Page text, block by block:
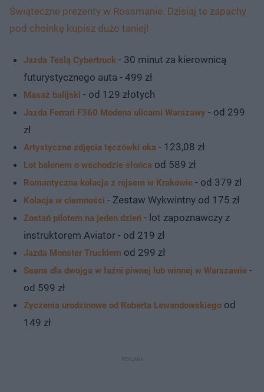
Świąteczne prezenty w Rossmanie. Dzisiaj te zapachy
pod choinkę kupisz dużo taniej!
Jazda Teslą Cybertruck - 30 minut za kierownicą
futurystycznego auta - 499 zł
Masaż balijski - od 129 złotych
Jazda Ferrari F360 Modena ulicami Warszawy - od 299
zł
Artystyczne zdjęcia tęczówki oka - 123,08 zł
Lot balonem o wschodzie słońca od 589 zł
Romantyczna kolacja z rejsem w Krakowie - od 379 zł
Kolacja w ciemności - Zestaw Wykwintny od 175 zł
Zostań pilotem na jeden dzień - lot zapoznawczy z
instruktorem Aviator - od 219 zł
Jazda Monster Truckiem od 299 zł
Seans dla dwojga w łaźni piwnej lub winnej w Warszawie -
od 599 zł
Życzenia urodzinowe od Roberta Lewandowskiego od
149 zł